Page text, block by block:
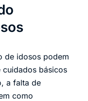
de idosos podem
cuidados básicos
a falta de
como